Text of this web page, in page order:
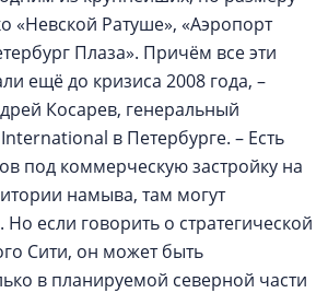
«Невской Ратуше», «Аэропорт
Плаза». Причём все эти
ещё до кризиса 2008 года, –
Косарев, генеральный
в Петербурге. – Есть
под коммерческую застройку на
намыва, там могут
если говорить о стратегической
Сити, он может быть
в планируемой северной части